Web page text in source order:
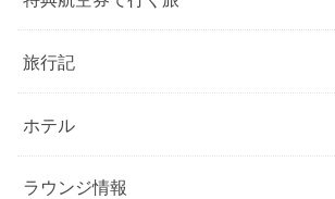
旅行記
ホテル
ラウンジ情報